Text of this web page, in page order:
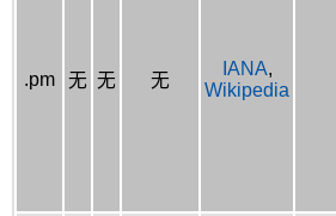
.pm 无 无 无
IANA,
Wikipedia